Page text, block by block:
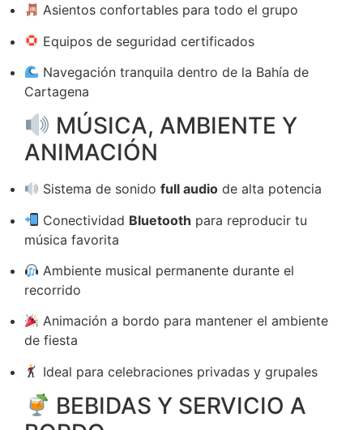
Asientos confortables para todo el grupo
Equipos de seguridad certificados
Navegación tranquila dentro de la Bahía de
Cartagena
MÚSICA, AMBIENTE Y
ANIMACIÓN
Sistema de sonidofull audio de alta potencia
Conectividad Bluetooth para reproducir tu
música favorita
Ambiente musical permanente durante el
recorrido
Animación a bordo para mantener el ambiente
de fiesta
Ideal para celebraciones privadas y grupales
BEBIDAS Y SERVICIO A